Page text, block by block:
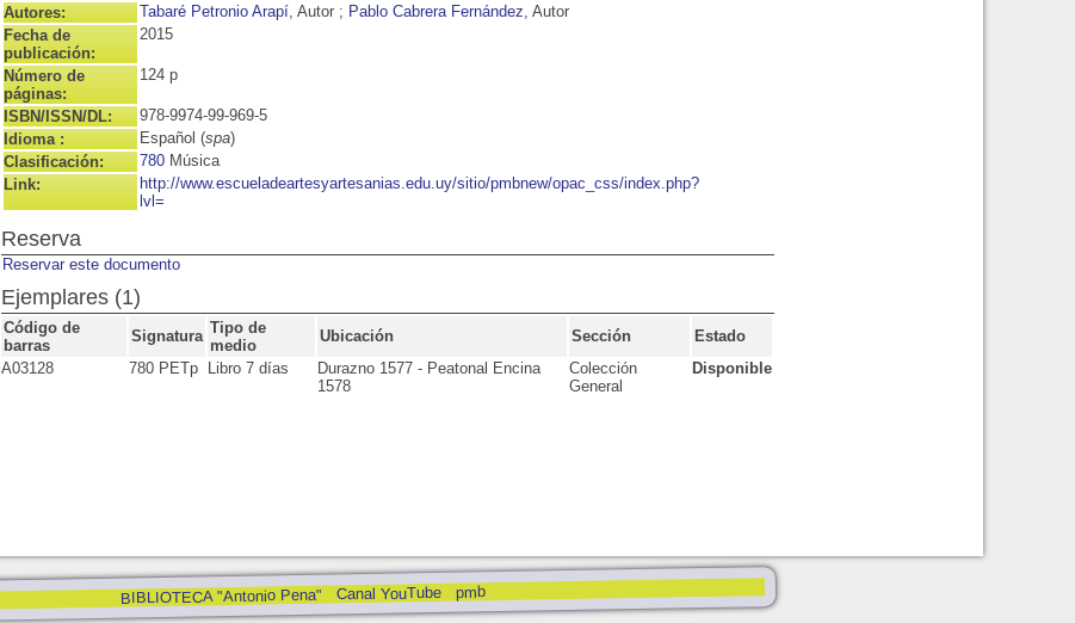
Autores: Tabaré Petronio Arapí , Autor ; Pablo Cabrera Fernández , Autor
Fecha de
publicación:
2015
Número de
páginas:
124 p
ISBN/ISSN/DL:
978-9974-99-969-5
Idioma :
Español (spa)
Clasificación:
780 Música
Link:
http://www.escueladeartesyartesanias.edu.uy/sitio/pmbnew/opac_css/index.php?
lvl=
Reserva
Reservar este documento
Ejemplares (1)
Código de
barras
Signatura Tipo de
medio
Ubicación Sección
Estado
A03128
780 PETp Libro 7 días
Durazno 1577 - Peatonal Encina
1578
Colección
General
Disponible
BIBLIOTECA "Antonio Pena" Canal YouTube pmb